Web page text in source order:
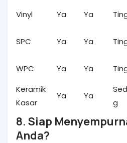
Vinyl
Ya Ya
SPC
Ya Ya
WPC
Ya Ya
Keramik
Kasar
Ya Ya
g
8. Siap
Anda?